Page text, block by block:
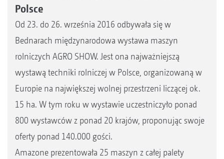
Polsce
Od 23. do 26. września 2016 odbywała się w
Bednarach międzynarodowa wystawa maszyn
rolniczych AGRO SHOW. Jest ona najważniejszą
wystawą techniki rolniczej w Polsce, organizowaną w
Europie na największej wolnej przestrzeni liczącej ok.
15 ha. W tym roku w wystawie uczestniczyło ponad
800 wystawców z ponad 20 krajów, proponując swoje
oferty ponad 140.000 gości.
Amazone prezentowała 25 maszyn z całej palety